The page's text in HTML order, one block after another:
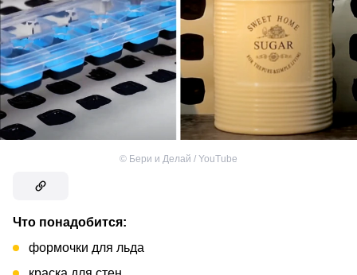
© Бери и Делай / YouTube
Что понадобится:
формочки для льда